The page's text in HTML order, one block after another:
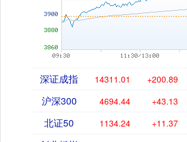
深证成指 14311.01 +200.89
沪深300 4694.44 +43.13
北证50 1134.24 +11.37